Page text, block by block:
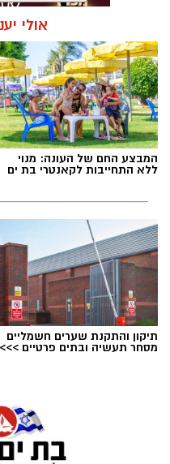
תגים:דרושים באשדוד
במסגרת התפקיד
החינוך וההדרכה
מקצועי, לפתח תוכניות
אולי
המבצע החם של העונה: מנוי
ללא התחייבות לקאנטרי בת ים
תיקון והתקנת שערים חשמליים
מסחר תעשיה ובתים פרטיים >>>